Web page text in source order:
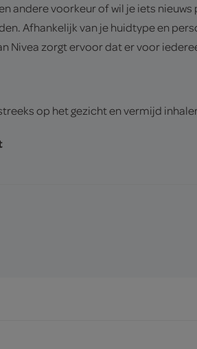
andere voorkeur of wil je iets
Afhankelijk van je huidtype en
Nivea zorgt ervoor dat er voor
op het gezicht en vermijd